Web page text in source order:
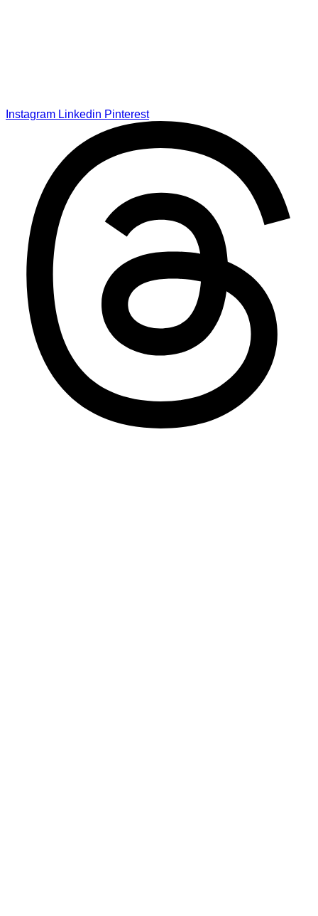
Instagram Linkedin Pinterest